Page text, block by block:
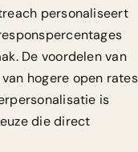
personaliseert
De voordelen van
hogere open rates
is
die direct